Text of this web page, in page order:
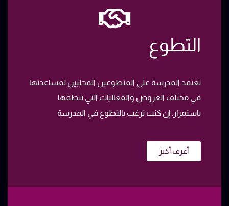
التطوع
تعتمد المدرسة على المتطوعين المحليين لمساعدتها
في مختلف العروض والفعاليات التي تنظمها
باستمرار. إن كنت ترغب بالتطوع في المدرسة
أعرف أكثر